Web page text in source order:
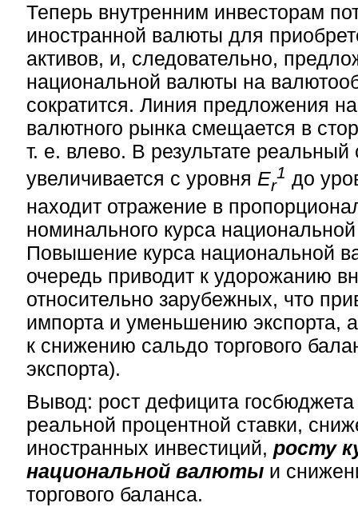
Теперь внутренним инвесторам
иностранной валюты для
активов, и, следовательно,
национальной валюты на
сократится. Линия предложения
валютного рынка смещается в
т. е. влево. В результате
увеличивается с уровня Еr
1 до
находит отражение в
номинального курса
Повышение курса национальной
очередь приводит к удорожанию
относительно зарубежных, что
импорта и уменьшению экспорта,
к снижению сальдо торгового
экспорта).
Вывод: рост дефицита госбюджета
реальной процентной ставки,
иностранных инвестиций, росту
национальной валюты и
торгового баланса.